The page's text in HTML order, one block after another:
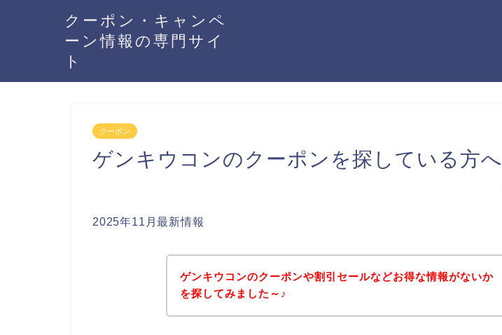
クーポン・キャンペ
ーン情報の専門サイ
ト
クーポン
ゲンキウコンのクーポンを探している方へ
2025年11月最新情報
ゲンキウコンのクーポンや割引セールなどお得な情報がないか
を探してみました～♪